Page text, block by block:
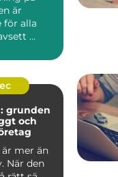
är
för alla
...
grunden
och
mer än
När den